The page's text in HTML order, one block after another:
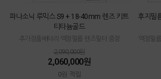
파나소닉 루믹스 S9 + 18-40mm 렌즈 키트
티타늄골드
추가정품배터리 액정필름 렌즈필터 증정
2,090,000원
2,060,000원
0원 적립
후지필
액정필